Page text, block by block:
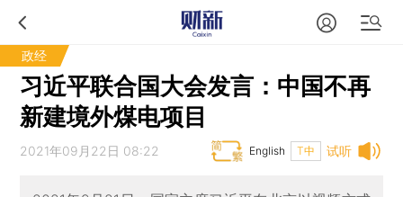
政经
习近平联合国大会发言：中国不再
新建境外煤电项目
试听
2021年09月22日 08:22 T中
English